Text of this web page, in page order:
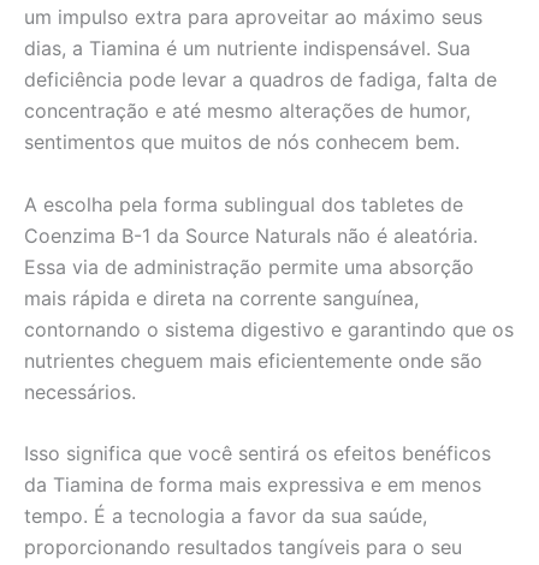
um impulso extra para aproveitar ao máximo seus
dias, a Tiamina é um nutriente indispensável. Sua
deficiência pode levar a quadros de fadiga, falta de
concentração e até mesmo alterações de humor,
sentimentos que muitos de nós conhecem bem.
A escolha pela forma sublingual dos tabletes de
Coenzima B-1 da Source Naturals não é aleatória.
Essa via de administração permite uma absorção
mais rápida e direta na corrente sanguínea,
contornando o sistema digestivo e garantindo que os
nutrientes cheguem mais eficientemente onde são
necessários.
Isso significa que você sentirá os efeitos benéficos
da Tiamina de forma mais expressiva e em menos
tempo. É a tecnologia a favor da sua saúde,
proporcionando resultados tangíveis para o seu